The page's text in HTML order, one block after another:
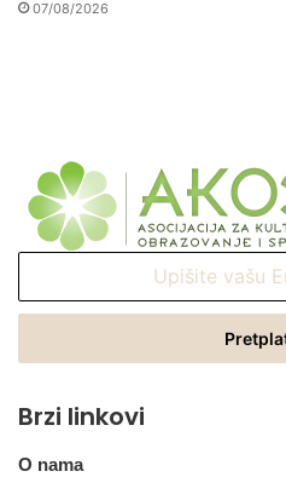
07/08/2026
Email
Brzi linkovi
O nama